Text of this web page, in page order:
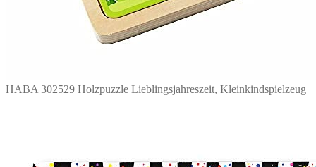
HABA 302529 Holzpuzzle Lieblingsjahreszeit, Kleinkindspielzeug